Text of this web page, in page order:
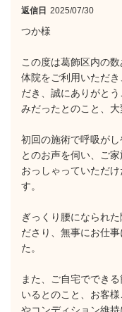
返信日 2025/07/30
つか様
この度は葛飾区内の
体院をご利用いただ
だき、誠にありがと
みだったとのこと、大
初回の施術で呼吸が
とのお声を伺い、ご
おっしゃっていただ
す。
ぎっくり腰になられ
ださり、無事にお仕
た。
また、ご自宅ででき
いるとのこと、お客